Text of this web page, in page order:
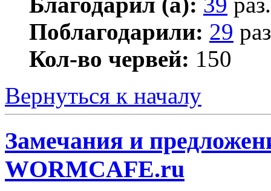
Поблагодарили: 29
Кол-во червей: 150
Вернуться к началу
Замечания и
WORMCAFE.ru